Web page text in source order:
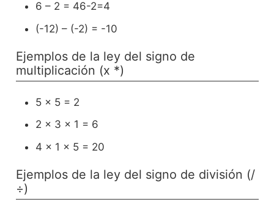
6 – 2 = 46-2=4
(-12) – (-2) = -10
Ejemplos de la ley del signo de
multiplicación (x *)
5 x 5 = 2
2 x 3 x 1 = 6
4 x 1 x 5 = 20
Ejemplos de la ley del signo de división (/
÷)